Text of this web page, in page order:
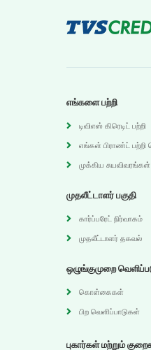
எங்களை பற்றி
டிவிஎஸ் கிரெடிட் பற்றி
எங்கள் பிராண்ட்
முக்கிய சுயவிவரங்கள்
முதலீட்டாளர் பகுதி
கார்ப்பரேட் நிர்வாகம்
முதலீட்டாளர் தகவல்
ஒழுங்குமுறை
கொள்கைகள்
பிற வெளிப்பாடுகள்
புகார்கள் மற்றும்